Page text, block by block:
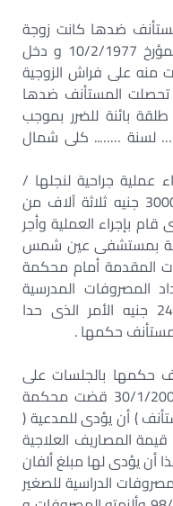
ضدها كانت زوجة
للمستأنف بصحيح العقد الشرعى المؤرخ 10/2/1977 و دخل
منه على فراش الزوجية
تحصلت المستأنف ضدها
بائنة للضرر بموجب
لسنة …….. كلى شمال
عملية جراحية لنجلها /
……………………….وتكلفت العملية 3000 جنيه ثلاثة آلاف من
بإجراء العملية وأجر
بمستشفى عين شمس
المقدمة أمام محكمة
المصروفات المدرسية
للصغير / ……………. و قدرها 2405 جنيه الأمر الذى حدا
حكمها .
حكمها بالجلسات على
النحو الثابت بمحاضرها و بجلسة 30/1/2000 قضت محكمة
) أن يؤدى للمدعية (
ضدها ) مبلغ 3000 جنيه قيمة المصاريف العلاجية
يؤدى لها مبلغ ألفان
الدراسية للصغير